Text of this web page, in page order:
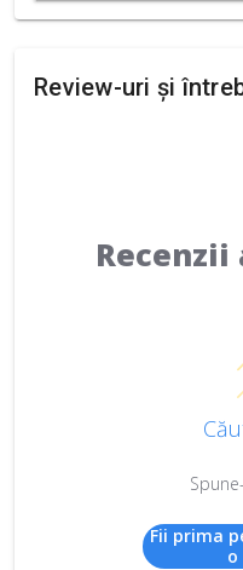
Review-uri și
Fii prima
o